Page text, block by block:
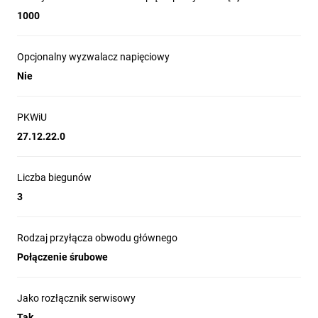
1000
Opcjonalny wyzwalacz napięciowy
Nie
PKWiU
27.12.22.0
Liczba biegunów
3
Rodzaj przyłącza obwodu głównego
Połączenie śrubowe
Jako rozłącznik serwisowy